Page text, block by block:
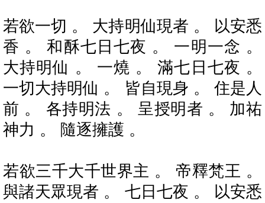
若欲一切 。 大持明仙現者 。 以安悉
香 。 和酥七日七夜 。 一明一念 。
大持明仙 。 一燒 。 滿七日七夜 。
一切大持明仙 。 皆自現身 。 住是人
前 。 各持明法 。 呈授明者 。 加祐
神力 。 隨逐擁護 。
若欲三千大千世界主 。 帝釋梵王 。
與諸天眾現者 。 七日七夜 。 以安悉